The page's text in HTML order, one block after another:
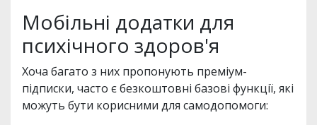
Мобільні додатки для
психічного здоров'я
Хоча багато з них пропонують преміум-
підписки, часто є безкоштовні базові функції, які
можуть бути корисними для самодопомоги: